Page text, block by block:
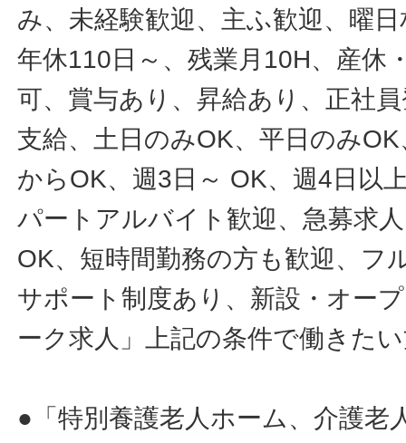
み、未経験歓迎、主ふ歓迎、曜
年休110日～、残業月10H、産休
可、賞与あり、昇給あり、正社
支給、土日のみOK、平日のみ
からOK、週3日～ OK、週4日以
パートアルバイト歓迎、急募求
OK、短時間勤務の方も歓迎、フ
サポート制度あり、新設・オー
ーク求人」上記の条件で働きた
●「特別養護老人ホーム、介護老